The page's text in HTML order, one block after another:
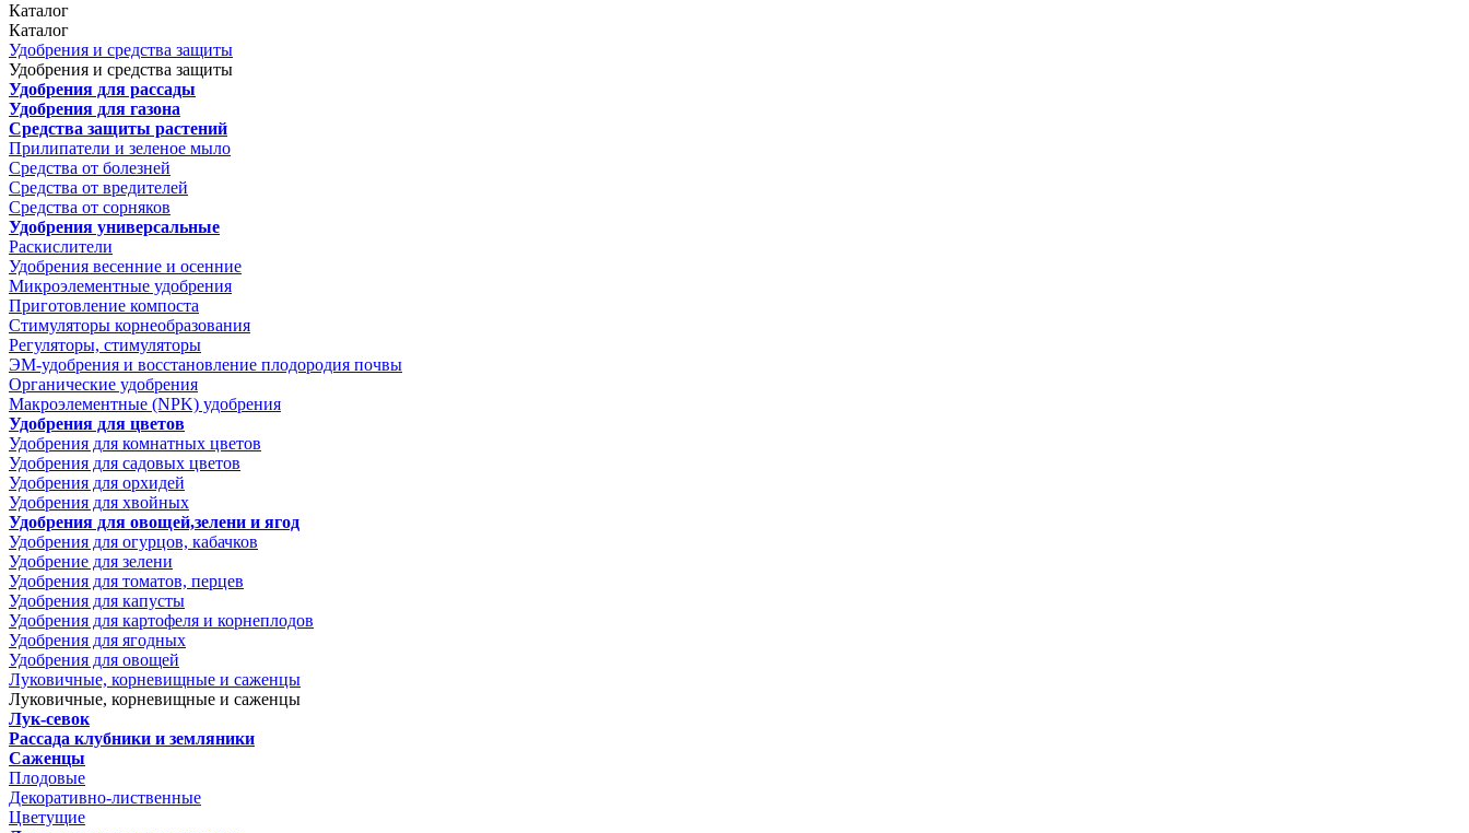
Каталог
Каталог
Удобрения и средства защиты
Удобрения и средства защиты
Удобрения для рассады
Удобрения для газона
Средства защиты растений
Прилипатели и зеленое мыло
Средства от болезней
Средства от вредителей
Средства от сорняков
Удобрения универсальные
Раскислители
Удобрения весенние и осенние
Микроэлементные удобрения
Приготовление компоста
Стимуляторы корнеобразования
Регуляторы, стимуляторы
ЭМ-удобрения и восстановление плодородия почвы
Органические удобрения
Макроэлементные (NPK) удобрения
Удобрения для цветов
Удобрения для комнатных цветов
Удобрения для садовых цветов
Удобрения для орхидей
Удобрения для хвойных
Удобрения для овощей,зелени и ягод
Удобрения для огурцов, кабачков
Удобрение для зелени
Удобрения для томатов, перцев
Удобрения для капусты
Удобрения для картофеля и корнеплодов
Удобрения для ягодных
Удобрения для овощей
Луковичные, корневищные и саженцы
Луковичные, корневищные и саженцы
Лук-севок
Рассада клубники и земляники
Саженцы
Плодовые
Декоративно-лиственные
Цветущие